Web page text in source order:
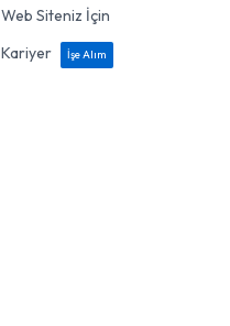
Web Siteniz İçin
Kariyer
İşe Alım